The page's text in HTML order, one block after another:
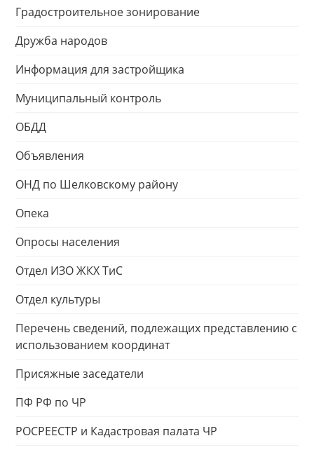
Градостроительное зонирование
Дружба народов
Информация для застройщика
Муниципальный контроль
ОБДД
Объявления
ОНД по Шелковскому району
Опека
Опросы населения
Отдел ИЗО ЖКХ ТиС
Отдел культуры
Перечень сведений, подлежащих представлению с
использованием координат
Присяжные заседатели
ПФ РФ по ЧР
РОСРЕЕСТР и Кадастровая палата ЧР